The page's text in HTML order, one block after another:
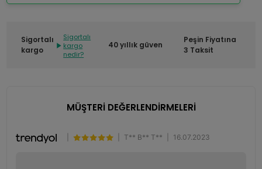
Sigortalı
kargo
Sigortalı
kargo
nedir?
40 yıllık güven
Peşin Fiyatına
3 Taksit
MÜŞTERİ DEĞERLENDİRMELERİ
T** B** T** 16.07.2023